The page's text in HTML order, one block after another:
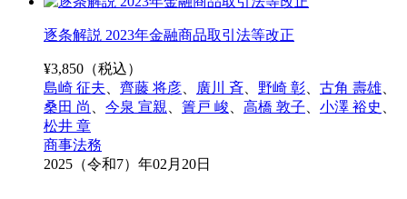
逐条解説 2023年金融商品取引法等改正
¥3,850 （税込）
島崎 征夫
齊藤 将彦 廣川 斉 野崎 彰 古角 壽雄
桑田 尚
今泉 宣親 簀戸 峻 高橋 敦子 小澤 裕史
松井 章
商事法務
2025（令和7）年02月20日